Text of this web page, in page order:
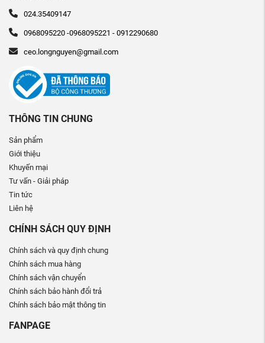
024.35409147
0968095220 -0968095221 - 0912290680
ceo.longnguyen@gmail.com
THÔNG TIN CHUNG
Sản phẩm
Giới thiệu
Khuyến mại
Tư vấn - Giải pháp
Tin tức
Liên hệ
CHÍNH SÁCH QUY ĐỊNH
Chính sách và quy định chung
Chính sách mua hàng
Chính sách vận chuyển
Chính sách bảo hành đổi trả
Chính sách bảo mật thông tin
FANPAGE